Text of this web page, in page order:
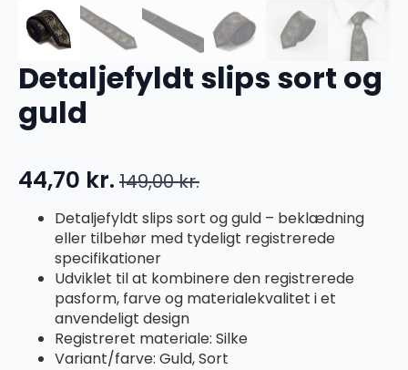
Detaljefyldt slips sort og
guld
149,00kr.
Den
oprindelige
pris
var:
149,00 kr..
44,70 kr.
Den
aktuelle
pris
er:
44,70 kr..
Detaljefyldt slips sort og guld – beklædning
eller tilbehør med tydeligt registrerede
specifikationer
Udviklet til at kombinere den registrerede
pasform, farve og materialekvalitet i et
anvendeligt design
Registreret materiale: Silke
Variant/farve: Guld, Sort